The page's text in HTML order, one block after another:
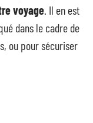
voyage. Il en est
dans le cadre de
ou pour sécuriser